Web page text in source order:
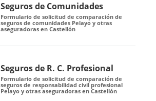
Seguros de Comunidades
Formulario de solicitud de comparación de
seguros de comunidades Pelayo y otras
aseguradoras en Castellón
Seguros de R. C. Profesional
Formulario de solicitud de comparación de
seguros de responsabilidad civil profesional
Pelayo y otras aseguradoras en Castellón